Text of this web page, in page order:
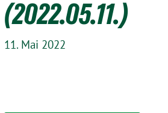
(2022.05.11.)
11. Mai 2022